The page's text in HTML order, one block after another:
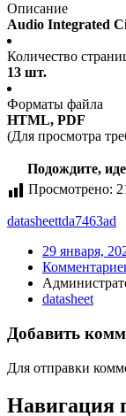
Описание
Audio Integrated
Количество
13 шт.
Форматы файла
HTML, PDF
(Для просмотра
Подождите,
Просмотрено:
datasheettda7463ad
29 января,
datasheet
Добавить
Для отправки
Навигация